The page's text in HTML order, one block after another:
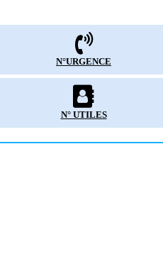
N°URGENCE
N° UTILES